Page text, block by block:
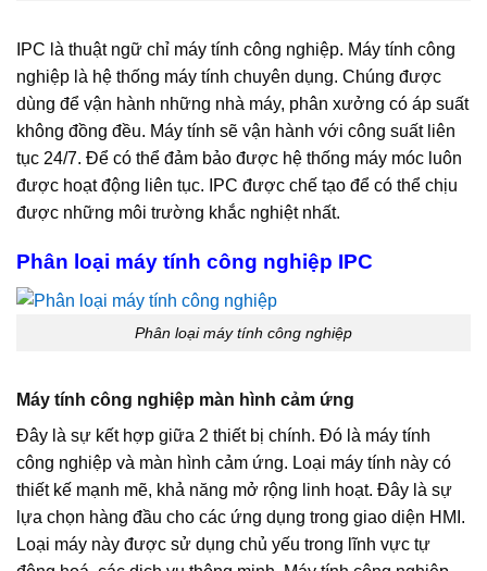
IPC là thuật ngữ chỉ máy tính công nghiệp. Máy tính công
nghiệp là hệ thống máy tính chuyên dụng. Chúng được
dùng để vận hành những nhà máy, phân xưởng có áp suất
không đồng đều. Máy tính sẽ vận hành với công suất liên
tục 24/7. Để có thể đảm bảo được hệ thống máy móc luôn
được hoạt động liên tục. IPC được chế tạo để có thể chịu
được những môi trường khắc nghiệt nhất.
Phân loại máy tính công nghiệp IPC
Phân loại máy tính công nghiệp
Máy tính công nghiệp màn hình cảm ứng
Đây là sự kết hợp giữa 2 thiết bị chính. Đó là máy tính
công nghiệp và màn hình cảm ứng. Loại máy tính này có
thiết kế mạnh mẽ, khả năng mở rộng linh hoạt. Đây là sự
lựa chọn hàng đầu cho các ứng dụng trong giao diện HMI.
Loại máy này được sử dụng chủ yếu trong lĩnh vực tự